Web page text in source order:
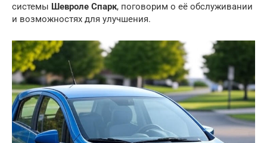
системы Шевроле Спарк, поговорим о её обслуживании
и возможностях для улучшения.